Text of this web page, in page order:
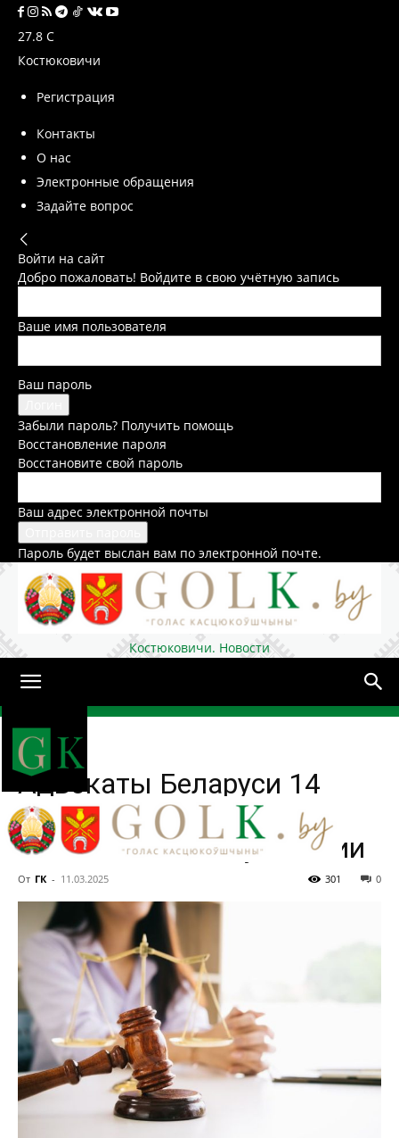
27.8 C
Костюковичи
Регистрация
Контакты
О нас
Электронные обращения
Задайте вопрос
Войти на сайт
Добро пожаловать! Войдите в свою учётную запись
Ваше имя пользователя
Ваш пароль
Забыли пароль? Получить помощь
Восстановление пароля
Восстановите свой пароль
Ваш адрес электронной почты
Пароль будет выслан вам по электронной почте.
Костюковичи. Новости
Домой
Общество
Адвокаты Беларуси 14
марта проведут
бесплатные консультации
От ГК - 11.03.2025 0
301